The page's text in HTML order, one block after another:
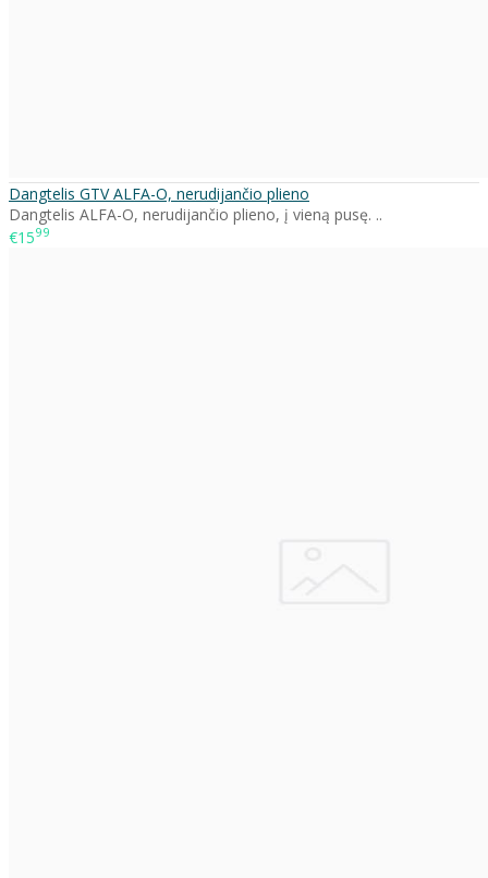
Dangtelis GTV ALFA-O, nerudijančio plieno
Dangtelis ALFA-O, nerudijančio plieno, į vieną pusę. ..
€1599